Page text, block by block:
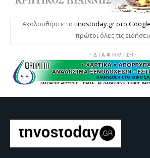
Ακολουθήστε το tinostoday.gr στο
πρώτοι όλες τις
- Δ Ι Α Φ Η Μ Ι ΣΗ -